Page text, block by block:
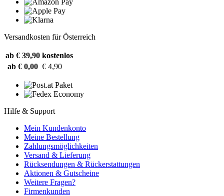
Versandkosten für Österreich
ab € 39,90 kostenlos
ab € 0,00 € 4,90
Hilfe & Support
Mein Kundenkonto
Meine Bestellung
Zahlungsmöglichkeiten
Versand & Lieferung
Rücksendungen & Rückerstattungen
Aktionen & Gutscheine
Weitere Fragen?
Firmenkunden